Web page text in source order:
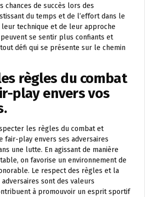
chances de succès lors des
du temps et de l’effort dans le
technique et de leur approche
se sentir plus confiants et
défi qui se présente sur le chemin
règles du combat
play envers vos
les règles du combat et
fair-play envers ses adversaires
une lutte. En agissant de manière
on favorise un environnement de
Le respect des règles et la
sont des valeurs
à promouvoir un esprit sportif